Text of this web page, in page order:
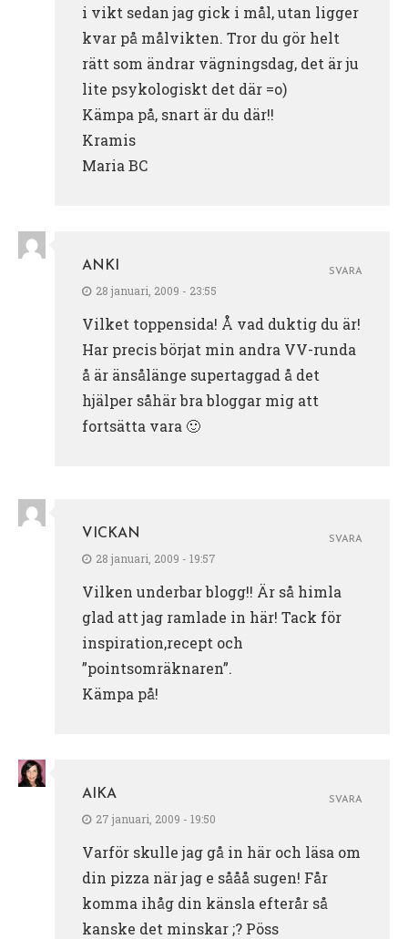
i vikt sedan jag gick i mål, utan ligger
kvar på målvikten. Tror du gör helt
rätt som ändrar vägningsdag, det är ju
lite psykologiskt det där =o)
Kämpa på, snart är du där!!
Kramis
Maria BC
ANKI
28 januari, 2009 - 23:55
Vilket toppensida! Å vad duktig du är!
Har precis börjat min andra VV-runda
å är änsålänge supertaggad å det
hjälper såhär bra bloggar mig att
fortsätta vara 🙂
SVARA
VICKAN
28 januari, 2009 - 19:57
Vilken underbar blogg!! Är så himla
glad att jag ramlade in här! Tack för
inspiration,recept och
”pointsomräknaren”.
Kämpa på!
SVARA
AIKA
27 januari, 2009 - 19:50
Varför skulle jag gå in här och läsa om
din pizza när jag e sååå sugen! Får
komma ihåg din känsla efterår så
kanske det minskar ;? Pöss
SVARA